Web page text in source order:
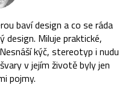
baví design a co se ráda
design. Miluje praktické,
kýč, stereotyp i nudu
v jejím životě byly jen
pojmy.